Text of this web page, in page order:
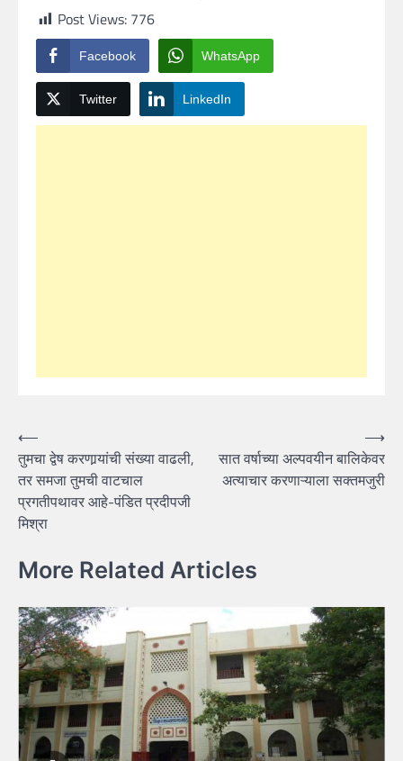
Post Views: 776
Facebook WhatsApp
Twitter LinkedIn
Post
navigation
⟵
तुमचा द्वेष करणार्‍यांची संख्या वाढली,
तर समजा तुमची वाटचाल
प्रगतीपथावर आहे-पंडित प्रदीपजी
मिश्रा
सात वर्षाच्या अल्पवयीन बालिकेवर
अत्याचार करणाऱ्याला सक्तमजुरी
⟶
More Related Articles